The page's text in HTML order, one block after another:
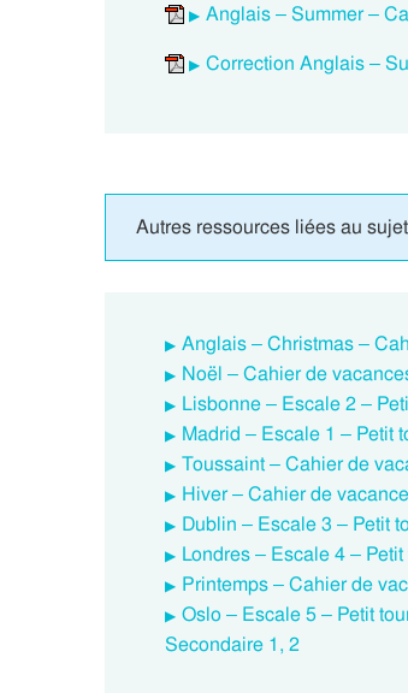
Anglais – Summer –
Correction Anglais –
Autres ressources liées au sujet
Anglais – Christmas –
Noël – Cahier de
Lisbonne – Escale 2 –
Madrid – Escale 1 – Petit
Toussaint – Cahier de
Hiver – Cahier de
Dublin – Escale 3 – Petit
Londres – Escale 4 –
Printemps – Cahier de
Oslo – Escale 5 – Petit
Secondaire 1, 2